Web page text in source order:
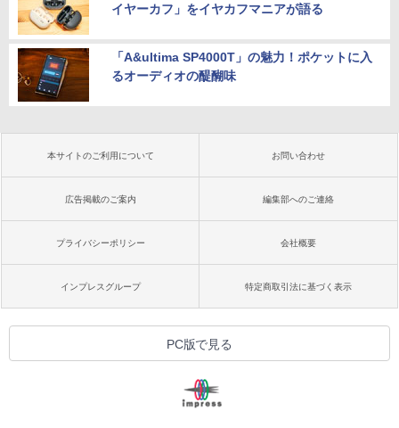
イヤーカフ」をイヤカフマニアが語る
「A&ultima SP4000T」の魅力！ポケットに入
るオーディオの醍醐味
本サイトのご利用について お問い合わせ
広告掲載のご案内 編集部へのご連絡
プライバシーポリシー 会社概要
インプレスグループ 特定商取引法に基づく表示
PC版で見る